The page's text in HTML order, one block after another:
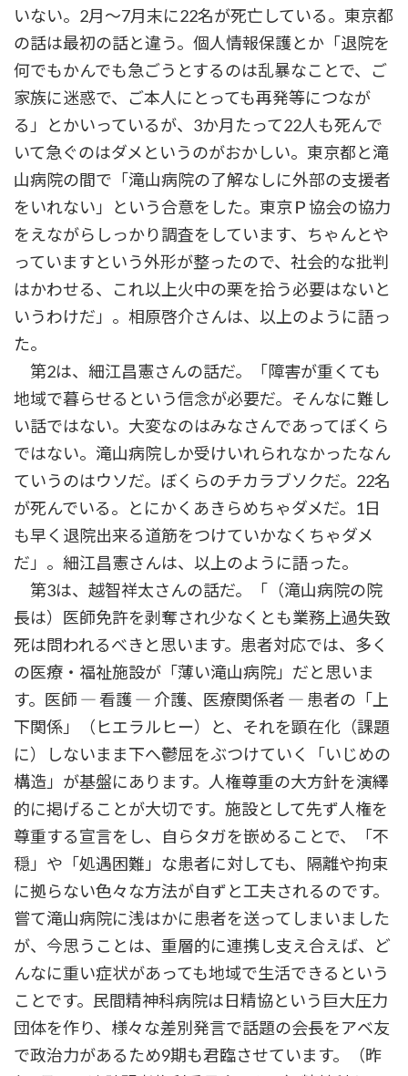
いない。2月～7月末に22名が死亡している。東京都
の話は最初の話と違う。個人情報保護とか「退院を
何でもかんでも急ごうとするのは乱暴なことで、ご
家族に迷惑で、ご本人にとっても再発等につなが
る」とかいっているが、3か月たって22人も死んで
いて急ぐのはダメというのがおかしい。東京都と滝
山病院の間で「滝山病院の了解なしに外部の支援者
をいれない」という合意をした。東京Ｐ協会の協力
をえながらしっかり調査をしています、ちゃんとや
っていますという外形が整ったので、社会的な批判
はかわせる、これ以上火中の栗を拾う必要はないと
いうわけだ」。相原啓介さんは、以上のように語っ
た。
第2は、細江昌憲さんの話だ。「障害が重くても
地域で暮らせるという信念が必要だ。そんなに難し
い話ではない。大変なのはみなさんであってぼくら
ではない。滝山病院しか受けいれられなかったなん
ていうのはウソだ。ぼくらのチカラブソクだ。22名
が死んでいる。とにかくあきらめちゃダメだ。1日
も早く退院出来る道筋をつけていかなくちゃダメ
だ」。細江昌憲さんは、以上のように語った。
第3は、越智祥太さんの話だ。「（滝山病院の院
長は）医師免許を剥奪され少なくとも業務上過失致
死は問われるべきと思います。患者対応では、多く
の医療・福祉施設が「薄い滝山病院」だと思いま
す。医師 ― 看護 ― 介護、医療関係者 ― 患者の「上
下関係」（ヒエラルヒー）と、それを顕在化（課題
に）しないまま下へ鬱屈をぶつけていく「いじめの
構造」が基盤にあります。人権尊重の大方針を演繹
的に掲げることが大切です。施設として先ず人権を
尊重する宣言をし、自らタガを嵌めることで、「不
穏」や「処遇困難」な患者に対しても、隔離や拘束
に拠らない色々な方法が自ずと工夫されるのです。
嘗て滝山病院に浅はかに患者を送ってしまいました
が、今思うことは、重層的に連携し支え合えば、ど
んなに重い症状があっても地域で生活できるという
ことです。民間精神科病院は日精協という巨大圧力
団体を作り、様々な差別発言で話題の会長をアベ友
で政治力があるため9期も君臨させています。（昨